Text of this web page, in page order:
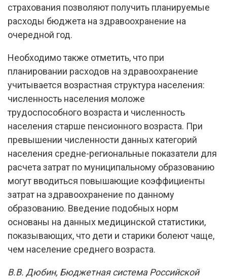
страхования позволяют получить планируемые
расходы бюджета на здравоохранение на
очередной год.
Необходимо также отметить, что при
планировании расходов на здравоохранение
учитывается возрастная структура населения:
численность населения моложе
трудоспособного возраста и численность
населения старше пенсионного возраста. При
превышении численности данных категорий
населения средне-региональные показатели для
расчета затрат по муниципальному образованию
могут вводиться повышающие коэффициенты
затрат на здравоохранение по данному
образованию. Введение подобных норм
основаны на данных медицинской статистики,
показывающих, что дети и старики болеют чаще,
чем население среднего возраста.
В.В. Дюбин, Бюджетная система Российской